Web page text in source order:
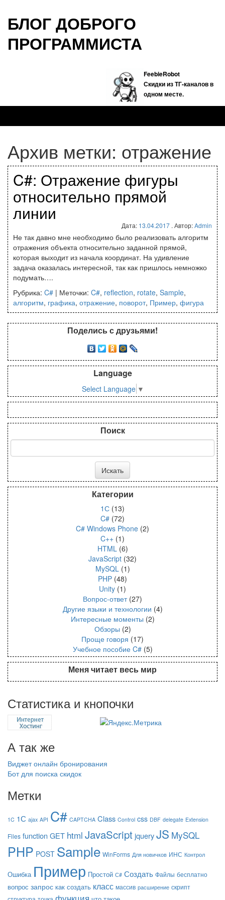
БЛОГ ДОБРОГО
ПРОГРАММИСТА
FeebieRobot
Скидки из ТГ-каналов в
одном месте.
Архив метки: отражение
C#: Отражение фигуры
относительно прямой
линии
Дата: 13.04.2017 . Автор:Admin
Не так давно мне необходимо было реализовать алгоритм
отражения объекта относительно заданной прямой,
которая выходит из начала координат. На удивление
задача оказалась интересной, так как пришлось немножко
подумать….
Рубрика: C# | Меточки: C#, reflection, rotate, Sample,
алгоритм, графика, отражение, поворот, Пример, фигура
Поделись с друзьями!
Language
Select Language ▼
Поиск
Категории
1С (13)
C# (72)
C# Windows Phone (2)
C++ (1)
HTML (6)
JavaScript (32)
MySQL (1)
PHP (48)
Unity (1)
Вопрос-ответ(27)
Другие языки и технологии (4)
Интересные моменты (2)
Обзоры (2)
Проще говоря (17)
Учебное пособие C#(5)
Меня читает весь мир
Статистика и кнопочки
А так же
Виджет онлайн бронирования
Бот для поиска скидок
Метки
1C 1С ajax API C# CAPTCHA Class Control css DBF delegate Extension
Files function GET html JavaScriptjqueryJS MySQL
PHP POST Sample WinForms Для новичков ИНС Контрол
Ошибка Пример Простой С# Создать Файлы бесплатно
вопрос запрос как создать класс массив расширение скрипт